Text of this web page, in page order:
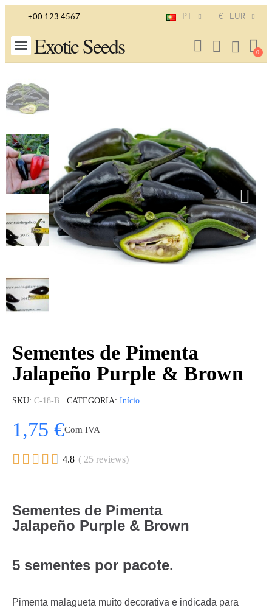
+00 123 4567 PT € EUR
Exotic Seeds
Sementes de Pimenta
Jalapeño Purple & Brown
SKU C-18-B CATEGORIA Início
1,75 €Com IVA
     4.8 ( 25 reviews)
Sementes de Pimenta
Jalapeño Purple & Brown
5 sementes por pacote.
Pimenta malagueta muito decorativa e indicada para